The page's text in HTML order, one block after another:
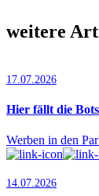
weitere
17.07.2026
Hier fällt die
Werben in den
14.07.2026